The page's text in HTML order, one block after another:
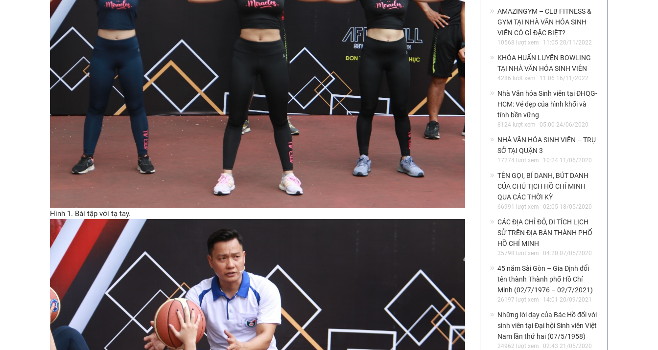
Hình 1. Bài tập với tạ tay.
AMAZINGYM – CLB FITNESS &
GYM TẠI NHÀ VĂN HÓA SINH
VIÊN CÓ GÌ ĐẶC BIỆT?
10568 lượt xem 11:05 20/11/2022
KHÓA HUẤN LUYỆN BOWLING
TẠI NHÀ VĂN HÓA SINH VIÊN
4286 lượt xem 11:06 16/11/2022
Nhà Văn hóa Sinh viên tại ĐHQG-
HCM: Vẻ đẹp của hình khối và
tính bền vững
8124 lượt xem 05:00 24/06/2020
NHÀ VĂN HÓA SINH VIÊN – TRỤ
SỞ TẠI QUẬN 3
17274 lượt xem 10:24 11/06/2020
TÊN GỌI, BÍ DANH, BÚT DANH
CỦA CHỦ TỊCH HỒ CHÍ MINH
QUA CÁC THỜI KỲ
66991 lượt xem 02:05 18/05/2020
CÁC ĐỊA CHỈ ĐỎ, DI TÍCH LỊCH
SỬ TRÊN ĐỊA BÀN THÀNH PHỐ
HỒ CHÍ MINH
35798 lượt xem 04:20 07/05/2020
45 năm Sài Gòn – Gia Định đổi
tên thành Thành phố Hồ Chí
Minh (02/7/1976 – 02/7/2021)
26197 lượt xem 14:01 20/09/2021
Những lời dạy của Bác Hồ đối với
sinh viên tại Đại hội Sinh viên Việt
Nam lần thứ hai (07/5/1958)
24962 lượt xem 02:43 21/05/2020